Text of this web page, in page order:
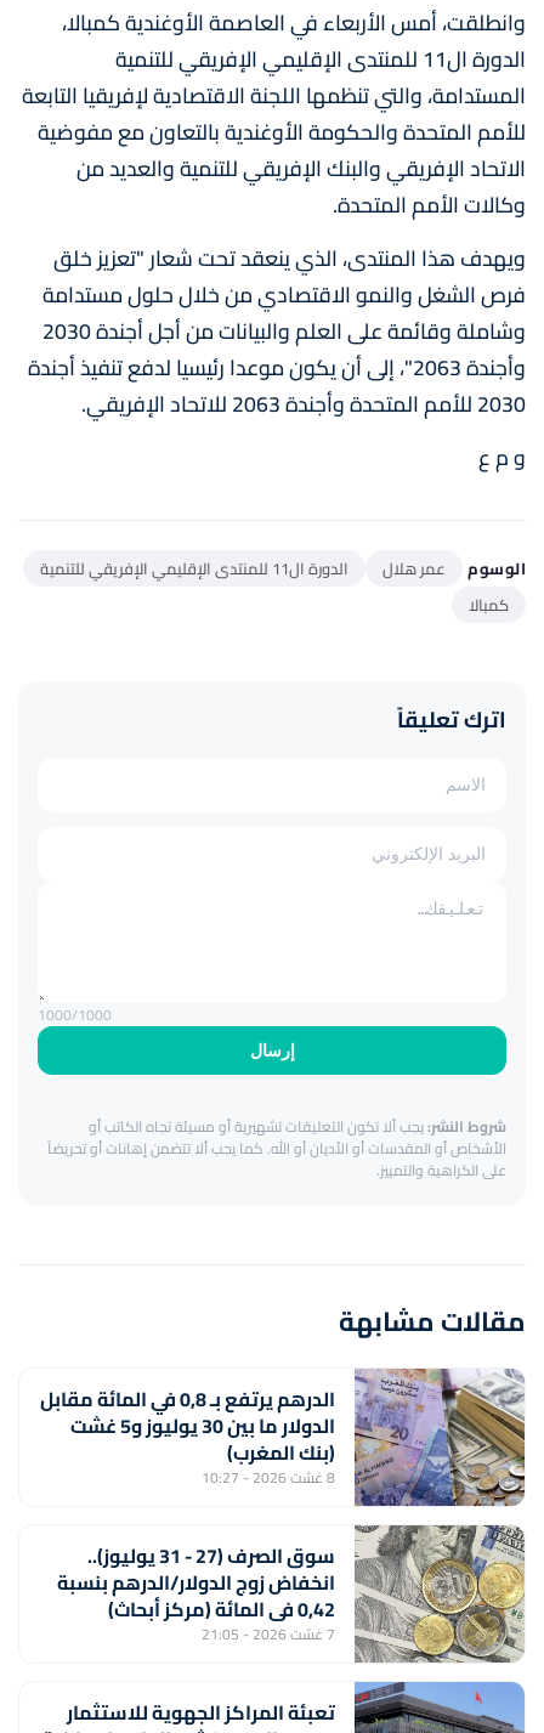
وانطلقت، أمس الأربعاء في العاصمة الأوغندية كمبالا،
الدورة ال11 للمنتدى الإقليمي الإفريقي للتنمية
المستدامة، والتي تنظمها اللجنة الاقتصادية لإفريقيا التابعة
للأمم المتحدة والحكومة الأوغندية بالتعاون مع مفوضية
الاتحاد الإفريقي والبنك الإفريقي للتنمية والعديد من
وكالات الأمم المتحدة.
ويهدف هذا المنتدى، الذي ينعقد تحت شعار "تعزيز خلق
فرص الشغل والنمو الاقتصادي من خلال حلول مستدامة
وشاملة وقائمة على العلم والبيانات من أجل أجندة 2030
وأجندة 2063"، إلى أن يكون موعدا رئيسيا لدفع تنفيذ أجندة
2030 للأمم المتحدة وأجندة 2063 للاتحاد الإفريقي.
و م ع
الوسوم عمر هلال
الدورة ال11 للمنتدى الإقليمي الإفريقي للتنمية
كمبالا
اترك تعليقاً
إرسال
1000/1000
شروط النشر:يجب ألا تكون التعليقات تشهيرية أو مسيئة تجاه الكاتب أو
الأشخاص أو المقدسات أو الأديان أو الله. كما يجب ألا تتضمن إهانات أو تحريضاً
على الكراهية والتمييز.
مقالات مشابهة
الدرهم يرتفع بـ 0,8 في المائة مقابل
الدولار ما بين 30 يوليوز و5 غشت
(بنك المغرب)
8 غشت 2026 - 10:27
سوق الصرف (27 - 31 يوليوز)..
انخفاض زوج الدولار/الدرهم بنسبة
0,42 في المائة (مركز أبحاث)
7 غشت 2026 - 21:05
تعبئة المراكز الجهوية للاستثمار